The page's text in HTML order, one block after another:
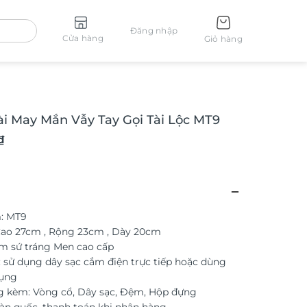
Cửa hàng
Đăng nhập
Giỏ hàng
May Mắn Vẫy Tay Gọi Tài Lộc MT9
MT9
27cm , Rộng 23cm , Dày 20cm
sứ tráng Men cao cấp
sử dụng dây sạc cắm điện trực tiếp hoặc dùng
kèm: Vòng cổ, Dây sạc, Đệm, Hộp đựng